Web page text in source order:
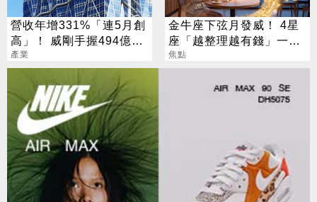
營收年增331%「連5月創
高」！ 威剛手握494億庫
存：明年會更缺
產業
金牛座下弦月發威！ 4星
座「越整理越有錢」一路
旺運到10月
焦點